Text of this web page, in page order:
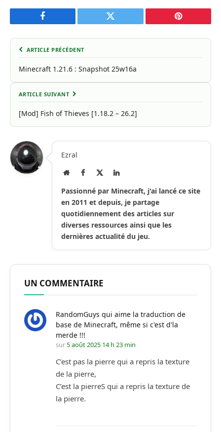
Facebook Twitter Pinterest
ARTICLE PRÉCÉDENT
Minecraft 1.21.6 : Snapshot 25w16a
ARTICLE SUIVANT
[Mod] Fish of Thieves [1.18.2 – 26.2]
Ezral
Site
Facebook LinkedIn
Passionné par Minecraft, j'ai lancé ce site
en 2011 et depuis, je partage
quotidiennement des articles sur
diverses ressources ainsi que les
dernières actualité du jeu.
UN COMMENTAIRE
RandomGuys qui aime la traduction de
base de Minecraft, même si c'est d'la
merde !!!
sur5 août 2025 14 h 23 min
C’est pas la pierre qui a repris la texture
de la pierre,
C’est la pierreS qui a repris la texture de
la pierre.